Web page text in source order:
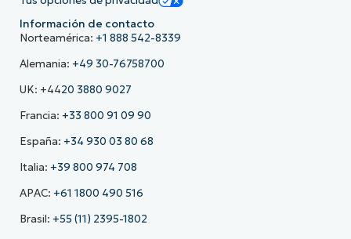
Información de contacto
Norteamérica: +1 888 542-8339
Alemania: +49 30-76758700
UK: +4420 3880 9027
Francia: +33 800 91 09 90
España: +34 930 03 80 68
Italia: +39 800 974 708
APAC: +61 1800 490 516
Brasil: +55 (11) 2395-1802